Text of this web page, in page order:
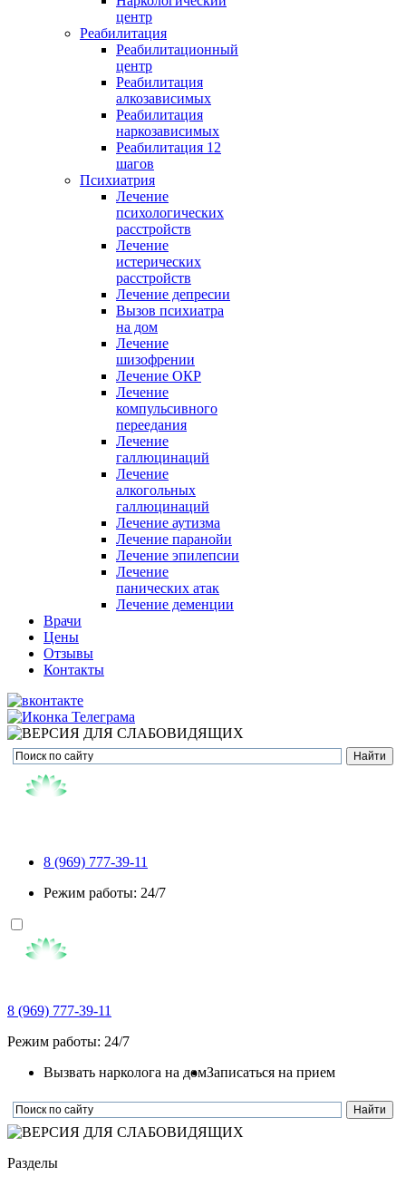
центр
Реабилитация
Реабилитационный
центр
Реабилитация
алкозависимых
Реабилитация
наркозависимых
Реабилитация 12
шагов
Психиатрия
Лечение
психологических
расстройств
Лечение
истерических
расстройств
Лечение депресии
Вызов психиатра
на дом
Лечение
шизофрении
Лечение ОКР
Лечение
компульсивного
переедания
Лечение
галлюцинаций
Лечение
алкогольных
галлюцинаций
Лечение аутизма
Лечение паранойи
Лечение эпилепсии
Лечение
панических атак
Лечение деменции
Врачи
Цены
Отзывы
Контакты
8 (969) 777-39-11
Режим работы: 24/7
8 (969) 777-39-11
Режим работы: 24/7
Вызвать нарколога на домЗаписаться на прием
Разделы